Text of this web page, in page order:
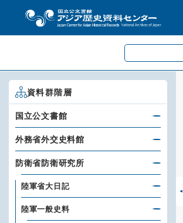
資料群階層
国立公文書館
外務省外交史料館
防衛省防衛研究所
陸軍省大日記
陸軍一般史料